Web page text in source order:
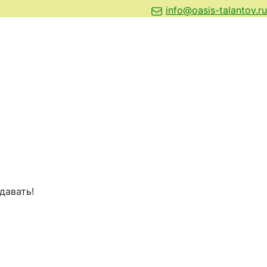
info@oasis-talantov.ru